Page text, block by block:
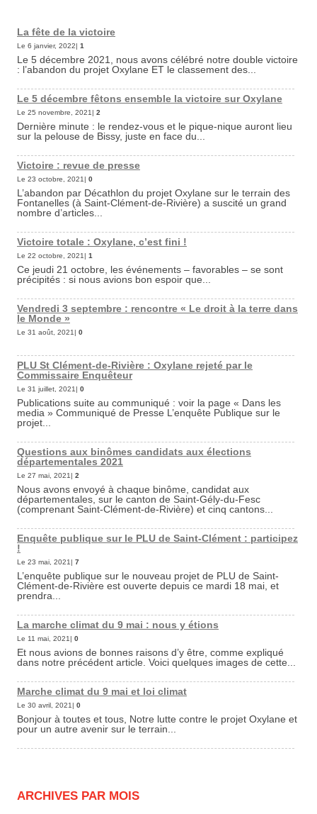
La fête de la victoire
Le 6 janvier, 2022| 1
Le 5 décembre 2021, nous avons célébré notre double victoire
: l’abandon du projet Oxylane ET le classement des...
Le 5 décembre fêtons ensemble la victoire sur Oxylane
Le 25 novembre, 2021| 2
Dernière minute : le rendez-vous et le pique-nique auront lieu
sur la pelouse de Bissy, juste en face du...
Victoire : revue de presse
Le 23 octobre, 2021| 0
L’abandon par Décathlon du projet Oxylane sur le terrain des
Fontanelles (à Saint-Clément-de-Rivière) a suscité un grand
nombre d’articles...
Victoire totale : Oxylane, c’est fini !
Le 22 octobre, 2021| 1
Ce jeudi 21 octobre, les événements – favorables – se sont
précipités : si nous avions bon espoir que...
Vendredi 3 septembre : rencontre « Le droit à la terre dans
le Monde »
Le 31 août, 2021| 0
PLU St Clément-de-Rivière : Oxylane rejeté par le
Commissaire Enquêteur
Le 31 juillet, 2021| 0
Publications suite au communiqué : voir la page « Dans les
media » Communiqué de Presse L’enquête Publique sur le
projet...
Questions aux binômes candidats aux élections
départementales 2021
Le 27 mai, 2021| 2
Nous avons envoyé à chaque binôme, candidat aux
départementales, sur le canton de Saint-Gély-du-Fesc
(comprenant Saint-Clément-de-Rivière) et cinq cantons...
Enquête publique sur le PLU de Saint-Clément : participez
!
Le 23 mai, 2021| 7
L’enquête publique sur le nouveau projet de PLU de Saint-
Clément-de-Rivière est ouverte depuis ce mardi 18 mai, et
prendra...
La marche climat du 9 mai : nous y étions
Le 11 mai, 2021| 0
Et nous avions de bonnes raisons d’y être, comme expliqué
dans notre précédent article. Voici quelques images de cette...
Marche climat du 9 mai et loi climat
Le 30 avril, 2021| 0
Bonjour à toutes et tous, Notre lutte contre le projet Oxylane et
pour un autre avenir sur le terrain...
ARCHIVES PAR MOIS